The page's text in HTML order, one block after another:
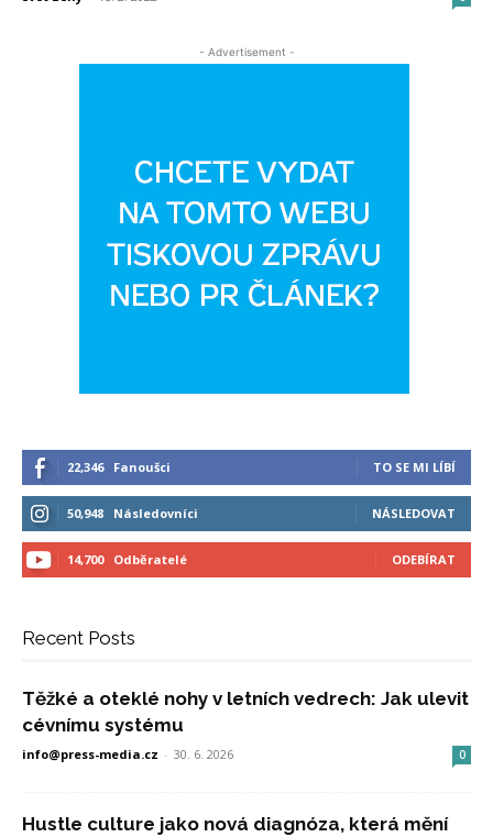
- Advertisement -
22,346 Fanoušci TO SE MI LÍBÍ
50,948 Následovníci NÁSLEDOVAT
14,700 Odběratelé ODEBÍRAT
Recent Posts
Těžké a oteklé nohy v letních vedrech: Jak ulevit
cévnímu systému
info@press-media.cz - 30. 6. 2026 0
Hustle culture jako nová diagnóza, která mění